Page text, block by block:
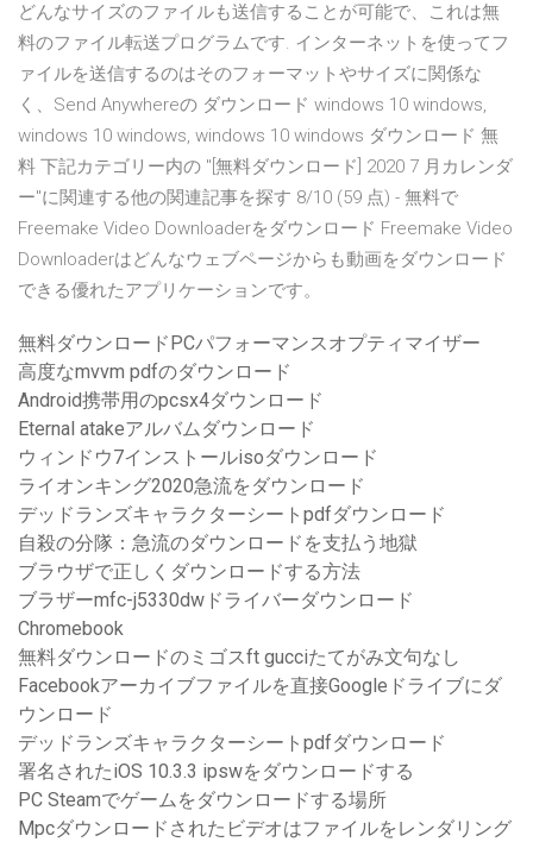
どんなサイズのファイルも送信することが可能で、これは無
料のファイル転送プログラムです. インターネットを使ってフ
ァイルを送信するのはそのフォーマットやサイズに関係な
く、Send Anywhereの ダウンロード windows 10 windows,
windows 10 windows, windows 10 windows ダウンロード 無
料 下記カテゴリー内の "[無料ダウンロード] 2020 7 月カレンダ
ー"に関連する他の関連記事を探す 8/10 (59 点) - 無料で
Freemake Video Downloaderをダウンロード Freemake Video
Downloaderはどんなウェブページからも動画をダウンロード
できる優れたアプリケーションです。
無料ダウンロードPCパフォーマンスオプティマイザー
高度なmvvm pdfのダウンロード
Android携帯用のpcsx4ダウンロード
Eternal atakeアルバムダウンロード
ウィンドウ7インストールisoダウンロード
ライオンキング2020急流をダウンロード
デッドランズキャラクターシートpdfダウンロード
自殺の分隊：急流のダウンロードを支払う地獄
ブラウザで正しくダウンロードする方法
ブラザーmfc-j5330dwドライバーダウンロード
Chromebook
無料ダウンロードのミゴスft gucciたてがみ文句なし
Facebookアーカイブファイルを直接Googleドライブにダ
ウンロード
デッドランズキャラクターシートpdfダウンロード
署名されたiOS 10.3.3 ipswをダウンロードする
PC Steamでゲームをダウンロードする場所
Mpcダウンロードされたビデオはファイルをレンダリング